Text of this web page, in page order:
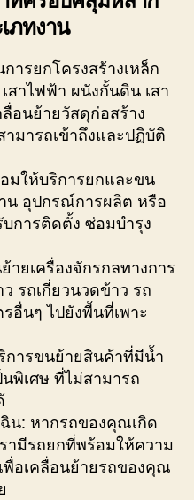
ภทงาน
ารยกโครงสร้างเหล็ก
สาไฟฟ้า ผนังกั้นดิน เสา
อนย้ายวัสดุก่อสร้าง
มารถเข้าถึงและปฏิบัติ
มให้บริการยกและขน
น อุปกรณ์การผลิต หรือ
การติดตั้ง ซ่อมบำรุง
ายเครื่องจักรกลทางการ
รถเกี่ยวนวดข้าว รถ
อื่นๆ ไปยังพื้นที่เพาะ
การขนย้ายสินค้าที่มีน้ำ
พิเศษ ที่ไม่สามารถ
น: หากรถของคุณเกิด
ามีรถยกที่พร้อมให้ความ
พื่อเคลื่อนย้ายรถของคุณ